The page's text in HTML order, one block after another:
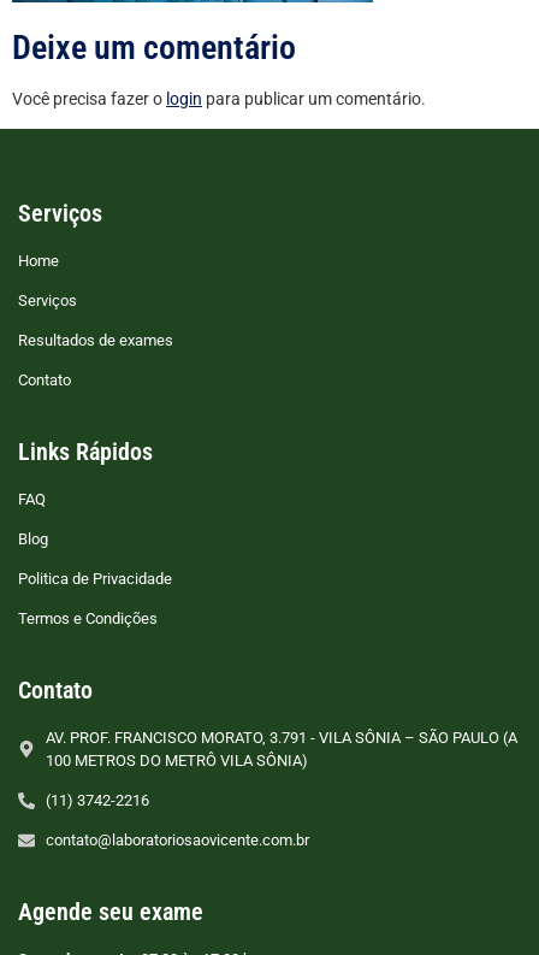
Deixe um comentário
Você precisa fazer o login para publicar um comentário.
Serviços
Home
Serviços
Resultados de exames
Contato
Links Rápidos
FAQ
Blog
Politica de Privacidade
Termos e Condições
Contato
AV. PROF. FRANCISCO MORATO, 3.791 - VILA SÔNIA – SÃO PAULO (A
100 METROS DO METRÔ VILA SÔNIA)
(11) 3742-2216
contato@laboratoriosaovicente.com.br
Agende seu exame